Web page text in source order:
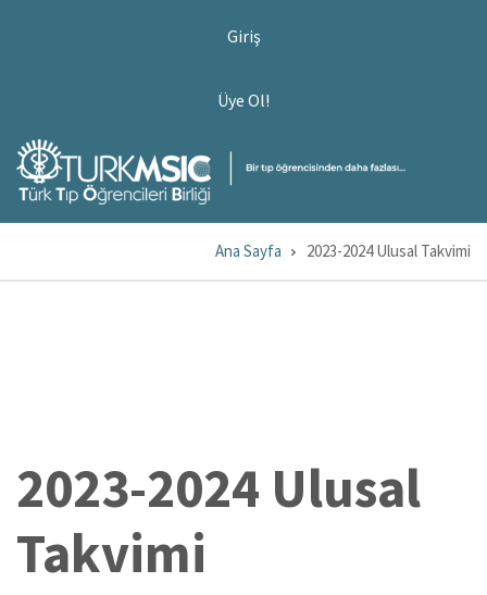
Giriş
Üye Ol!
Ana Sayfa 2023-2024 Ulusal Takvimi
2023-2024 Ulusal
Takvimi